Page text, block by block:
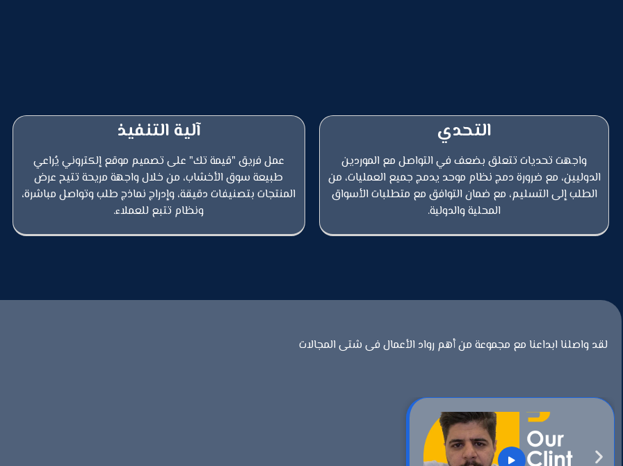
التحدي
واجهت تحديات تتعلق بضعف في التواصل مع الموردين
الدوليين، مع ضرورة دمج نظام موحد يدمج جميع العمليات، من
الطلب إلى التسليم، مع ضمان التوافق مع متطلبات الأسواق
المحلية والدولية.
آلية التنفيذ
عمل فريق "قيمة تك" على تصميم موقع إلكتروني يُراعي
طبيعة سوق الأخشاب، من خلال واجهة مريحة تتيح عرض
المنتجات بتصنيفات دقيقة، وإدراج نماذج طلب وتواصل مباشرة،
ونظام تتبع للعملاء.
لقد واصلنا ابداعنا مع مجموعة من أهم رواد الأعمال فى شتى المجالات